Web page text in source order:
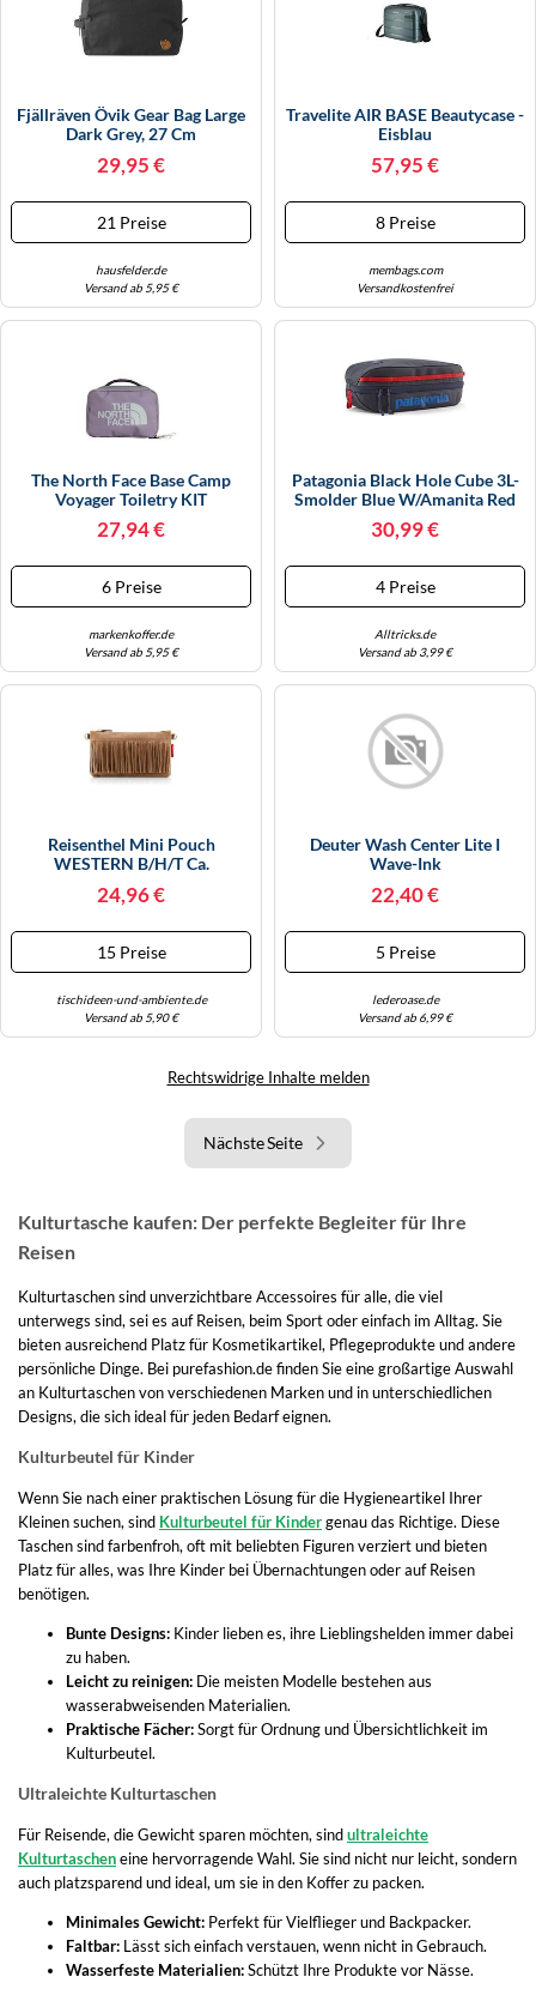
Fjällräven Övik Gear Bag Large
Dark Grey, 27 Cm
29,95 €
21 Preise
hausfelder.de
Versand ab 5,95 €
Travelite AIR BASE Beautycase -
Eisblau
57,95 €
8 Preise
membags.com
Versandkostenfrei
The North Face Base Camp
Voyager Toiletry KIT
Transcendent Grey/endle (N8R)
OS
27,94 €
6 Preise
markenkoffer.de
Versand ab 5,95 €
Patagonia Black Hole Cube 3L-
Smolder Blue W/Amanita Red
30,99 €
4 Preise
Alltricks.de
Versand ab 3,99 €
Reisenthel Mini Pouch
WESTERN B/H/T Ca.
24,96 €
15 Preise
tischideen-und-ambiente.de
Versand ab 5,90 €
Deuter Wash Center Lite I
Wave-Ink
22,40 €
5 Preise
lederoase.de
Versand ab 6,99 €
Rechtswidrige Inhalte melden
Nächste Seite
Kulturtasche kaufen: Der perfekte Begleiter für Ihre
Reisen
Kulturtaschen sind unverzichtbare Accessoires für alle, die viel
unterwegs sind, sei es auf Reisen, beim Sport oder einfach im Alltag. Sie
bieten ausreichend Platz für Kosmetikartikel, Pflegeprodukte und andere
persönliche Dinge. Bei purefashion.de finden Sie eine großartige Auswahl
an Kulturtaschen von verschiedenen Marken und in unterschiedlichen
Designs, die sich ideal für jeden Bedarf eignen.
Kulturbeutel für Kinder
Wenn Sie nach einer praktischen Lösung für die Hygieneartikel Ihrer
Kleinen suchen, sind Kulturbeutel für Kindergenau das Richtige. Diese
Taschen sind farbenfroh, oft mit beliebten Figuren verziert und bieten
Platz für alles, was Ihre Kinder bei Übernachtungen oder auf Reisen
benötigen.
Bunte Designs: Kinder lieben es, ihre Lieblingshelden immer dabei
zu haben.
Leicht zu reinigen: Die meisten Modelle bestehen aus
wasserabweisenden Materialien.
Praktische Fächer:Sorgt für Ordnung und Übersichtlichkeit im
Kulturbeutel.
Ultraleichte Kulturtaschen
Für Reisende, die Gewicht sparen möchten, sindultraleichte
Kulturtascheneine hervorragende Wahl. Sie sind nicht nur leicht, sondern
auch platzsparend und ideal, um sie in den Koffer zu packen.
Minimales Gewicht: Perfekt für Vielflieger und Backpacker.
Faltbar: Lässt sich einfach verstauen, wenn nicht in Gebrauch.
Wasserfeste Materialien:Schützt Ihre Produkte vor Nässe.